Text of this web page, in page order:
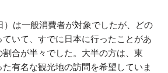
）は一般消費者が対象でしたが、どの
いて、すでに日本に行ったことがあ
合が半々でした。大半の方は、東
有名な観光地の訪問を希望していま